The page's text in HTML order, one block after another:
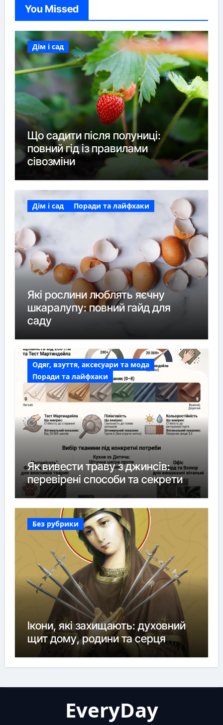
You Missed
Дім і сад
Що садити після полуниці:
повний гід із правилами
сівозміни
Дім і сад Поради та лайфхаки
Які рослини люблять яєчну
шкаралупу: повний гайд для
саду
Одяг, взуття, аксесуари та мода
Поради та лайфхаки
Як вивести траву з джинсів:
перевірені способи та секрети
Без рубрики
Ікони, які захищають: духовний
щит дому, родини та серця
EveryDay